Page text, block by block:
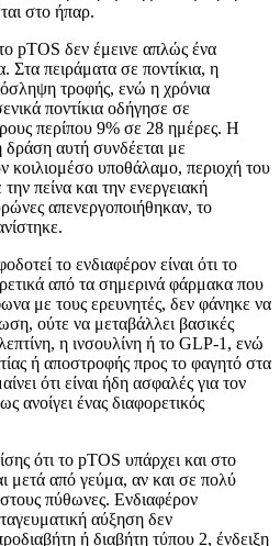
στο ήπαρ.
pTOS δεν έμεινε απλώς ένα
Στα πειράματα σε ποντίκια, η
τροφής, ενώ η χρόνια
ποντίκια οδήγησε σε
περίπου 9% σε 28 ημέρες. Η
δράση αυτή συνδέεται με
κοιλιομέσο υποθάλαμο, περιοχή του
πείνα και την ενεργειακή
απενεργοποιήθηκαν, το
το ενδιαφέρον είναι ότι το
από τα σημερινά φάρμακα που
με τους ερευνητές, δεν φάνηκε να
ούτε να μεταβάλλει βασικές
η ινσουλίνη ή το GLP-1, ενώ
ή αποστροφής προς το φαγητό στα
ότι είναι ήδη ασφαλές για τον
ανοίγει ένας διαφορετικός
ότι το pTOS υπάρχει και στο
μετά από γεύμα, αν και σε πολύ
πύθωνες. Ενδιαφέρον
αύξηση δεν
ή διαβήτη τύπου 2, ένδειξη